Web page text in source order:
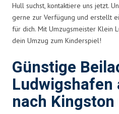
Hull suchst, kontaktiere uns jetzt.
gerne zur Verfügung und erstellt
für dich. Mit Umzugsmeister Klein
dein Umzug zum Kinderspiel!
Günstige
Ludwigshafen
nach